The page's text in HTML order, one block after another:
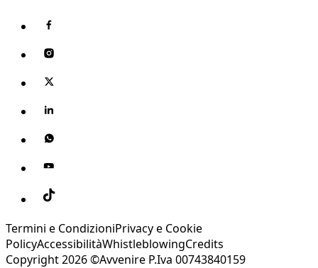
Termini e CondizioniPrivacy e Cookie
PolicyAccessibilitàWhistleblowingCredits
Copyright 2026 ©Avvenire P.Iva 00743840159